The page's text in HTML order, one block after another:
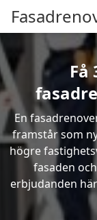
Få
En
framstår som
högre
fasaden
erbjudanden